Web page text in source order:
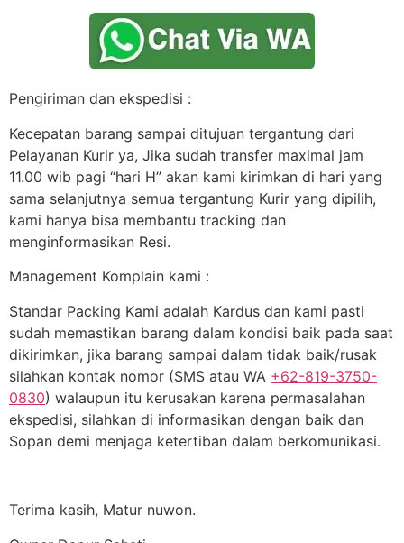
Pengiriman dan ekspedisi :
Kecepatan barang sampai ditujuan tergantung dari
Pelayanan Kurir ya, Jika sudah transfer maximal jam
11.00 wib pagi “hari H” akan kami kirimkan di hari yang
sama selanjutnya semua tergantung Kurir yang dipilih,
kami hanya bisa membantu tracking dan
menginformasikan Resi.
Management Komplain kami :
Standar Packing Kami adalah Kardus dan kami pasti
sudah memastikan barang dalam kondisi baik pada saat
dikirimkan, jika barang sampai dalam tidak baik/rusak
silahkan kontak nomor (SMS atau WA +62-819-3750-
0830) walaupun itu kerusakan karena permasalahan
ekspedisi, silahkan di informasikan dengan baik dan
Sopan demi menjaga ketertiban dalam berkomunikasi.
Terima kasih, Matur nuwon.